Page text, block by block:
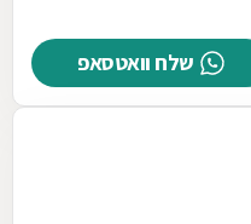
שלח וואטסאפ